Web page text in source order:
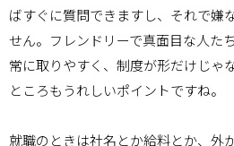
ばすぐに質問できますし、それで嫌
せん。フレンドリーで真面目な人た
常に取りやすく、制度が形だけじゃ
ところもうれしいポイントですね。
就職のときは社名とか給料とか、外